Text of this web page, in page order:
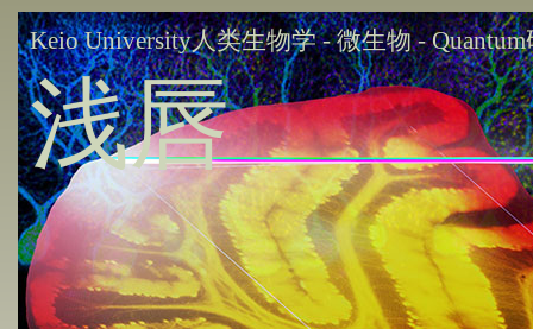
Keio University人类生物学 - 微生物 -
浅唇